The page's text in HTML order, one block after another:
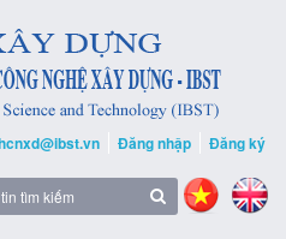
Đăng nhập Đăng ký